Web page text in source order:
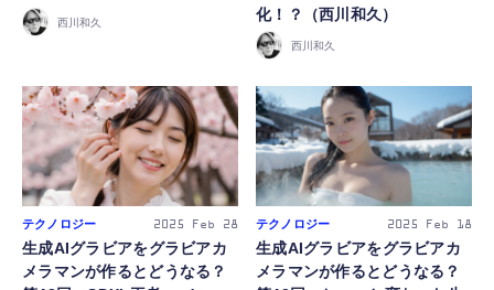
西川和久
化！？（西川和久）
西川和久
テクノロジー 2025 Feb 28
生成AIグラビアをグラビアカ
メラマンが作るとどうなる？
テクノロジー 2025 Feb 18
生成AIグラビアをグラビアカ
メラマンが作るとどうなる？